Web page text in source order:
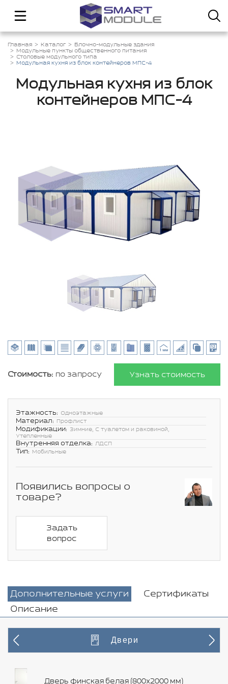
Главная Каталог
Блочно-модульные здания
Модульные пункты общественного питания
Столовые модульного типа
Модульная кухня из блок контейнеров МПС-4
Модульная кухня из блок
контейнеров МПС-4
Стоимость: по запросу Узнать стоимость
Этажность: Одноэтажные
Материал: Профлист
Модификации: Зимние, С туалетом и раковиной,
Утепленные
Внутренняя отделка: ЛДСП
Тип: Мобильные
Появились вопросы о
товаре?
Задать
вопрос
Дополнительные услуги
Сертификаты
Описание
Двери
Дверь финская белая (800х2000 мм)